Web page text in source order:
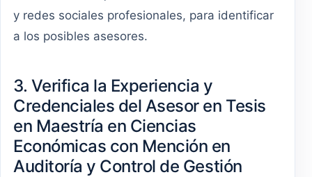
y redes sociales profesionales, para identificar
a los posibles asesores.
3. Verifica la Experiencia y
Credenciales del Asesor en Tesis
en Maestría en Ciencias
Económicas con Mención en
Auditoría y Control de Gestión